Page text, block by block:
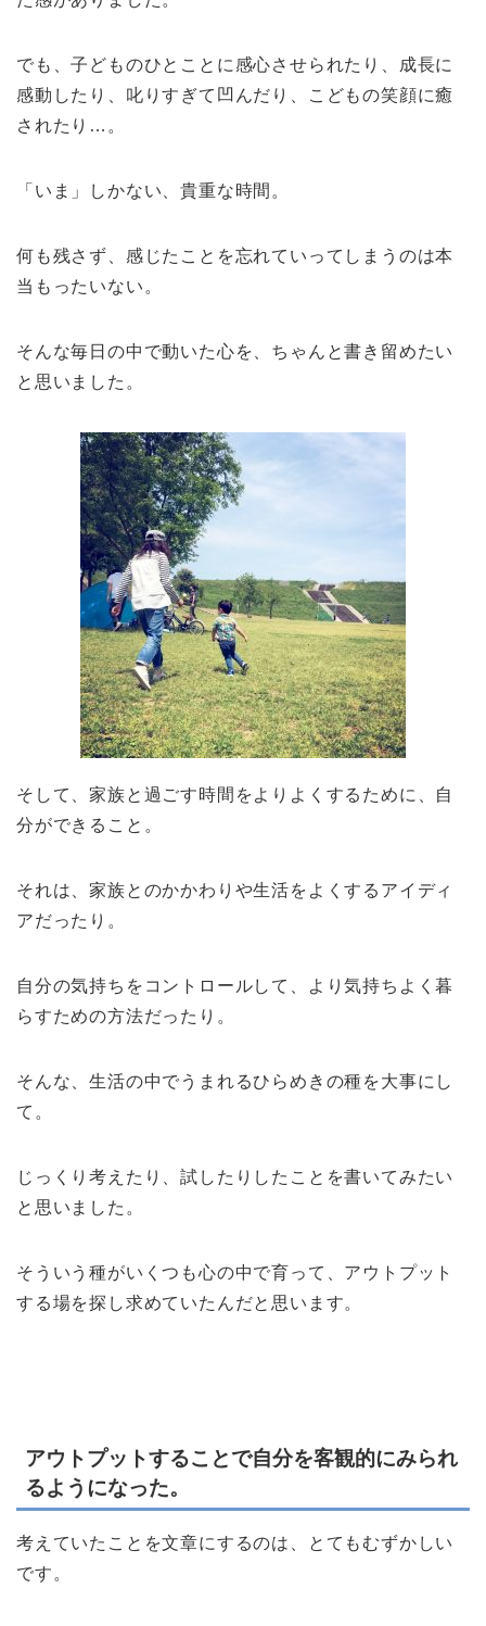
でも、子どものひとことに感心させられたり、成長に
感動したり、叱りすぎて凹んだり、こどもの笑顔に癒
されたり…。
「いま」しかない、貴重な時間。
何も残さず、感じたことを忘れていってしまうのは本
当もったいない。
そんな毎日の中で動いた心を、ちゃんと書き留めたい
と思いました。
そして、家族と過ごす時間をよりよくするために、自
分ができること。
それは、家族とのかかわりや生活をよくするアイディ
アだったり。
自分の気持ちをコントロールして、より気持ちよく暮
らすための方法だったり。
そんな、生活の中でうまれるひらめきの種を大事にし
て。
じっくり考えたり、試したりしたことを書いてみたい
と思いました。
そういう種がいくつも心の中で育って、アウトプット
する場を探し求めていたんだと思います。
アウトプットすることで自分を客観的にみられ
るようになった。
考えていたことを文章にするのは、とてもむずかしい
です。